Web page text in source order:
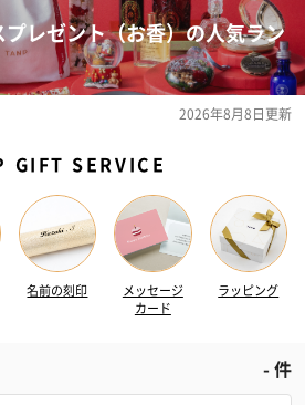
レゼント（お香）の人気ラン
2026年8月8日更新
GIFT SERVICE
名前の刻印
メッセージ
カード
ラッピング
-件